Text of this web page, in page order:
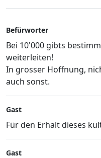
Befürworter
Bei 10'000 gibts
weiterleiten!
In grosser Hoffnung,
auch sonst.
Gast
Für den Erhalt dieses
Gast